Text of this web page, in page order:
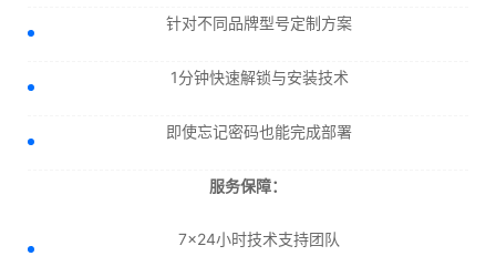
针对不同品牌型号定制方案
1分钟快速解锁与安装技术
即使忘记密码也能完成部署
服务保障：
7×24小时技术支持团队